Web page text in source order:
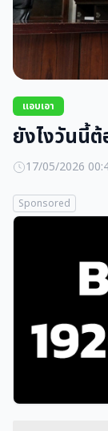
แอบเอา
ยังไงวันนี้
17/05/2026
Sponsored